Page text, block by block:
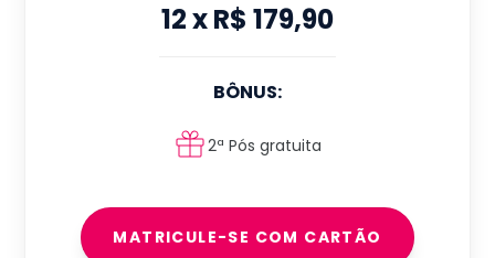
12xR$ 179,90
BÔNUS:
2ª Pós gratuita
MATRICULE-SE COM CARTÃO